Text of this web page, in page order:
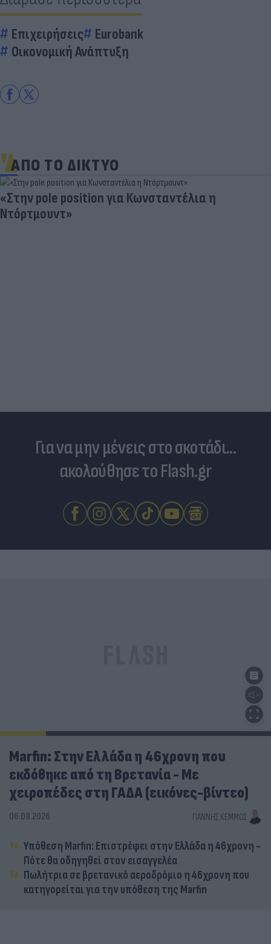
Επιχειρήσεις
Eurobank
Οικονομική Ανάπτυξη
ΑΠΟ ΤΟ ΔΙΚΤΥΟ
«Στην pole position για Κωνσταντέλια η
Ντόρτμουντ»
Για να μην μένεις στο σκοτάδι...
ακολούθησε το Flash.gr
Marfin: Στην Ελλάδα η 46χρονη που
εκδόθηκε από τη Βρετανία - Με
χειροπέδες στη ΓΑΔΑ (εικόνες-βίντεο)
06.08.2026 ΓΙΆΝΝΗΣ ΚΈΜΜΟΣ
Υπόθεση Marfin: Επιστρέφει στην Ελλάδα η 46χρονη -
Πότε θα οδηγηθεί στον εισαγγελέα
Πωλήτρια σε βρετανικό αεροδρόμιο η 46χρονη που
κατηγορείται για την υπόθεση της Marfin